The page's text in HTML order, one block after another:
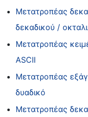
Μετατροπέας
δεκαδικού /
Μετατροπέας
ASCII
Μετατροπέας
δυαδικό
Μετατροπέας